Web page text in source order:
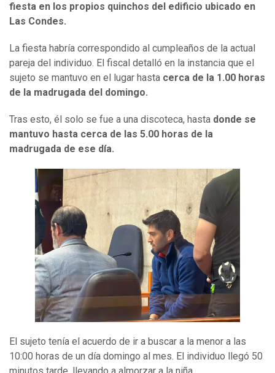
fiesta en los propios quinchos del edificio ubicado en
Las Condes.
La fiesta habría correspondido al cumpleaños de la actual
pareja del individuo. El fiscal detalló en la instancia que el
sujeto se mantuvo en el lugar hasta cerca de la 1.00 horas
de la madrugada del domingo.
Tras esto, él solo se fue a una discoteca, hasta donde se
mantuvo hasta cerca de las 5.00 horas de la
madrugada de ese día.
El sujeto tenía el acuerdo de ir a buscar a la menor a las
10:00 horas de un día domingo al mes. El individuo llegó 50